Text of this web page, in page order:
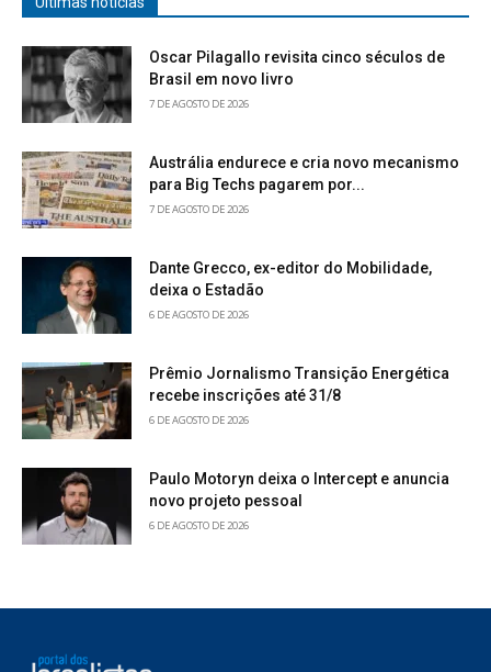
Oscar Pilagallo revisita cinco séculos de
Brasil em novo livro
7 DE AGOSTO DE 2026
Austrália endurece e cria novo mecanismo
para Big Techs pagarem por...
7 DE AGOSTO DE 2026
Dante Grecco, ex-editor do Mobilidade,
deixa o Estadão
6 DE AGOSTO DE 2026
Prêmio Jornalismo Transição Energética
recebe inscrições até 31/8
6 DE AGOSTO DE 2026
Paulo Motoryn deixa o Intercept e anuncia
novo projeto pessoal
6 DE AGOSTO DE 2026